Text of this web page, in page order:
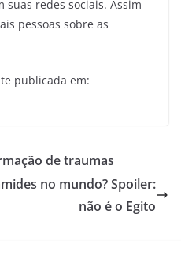
redes sociais. Assim
pessoas sobre as
publicada em:
de traumas
no mundo? Spoiler:
não é o Egito